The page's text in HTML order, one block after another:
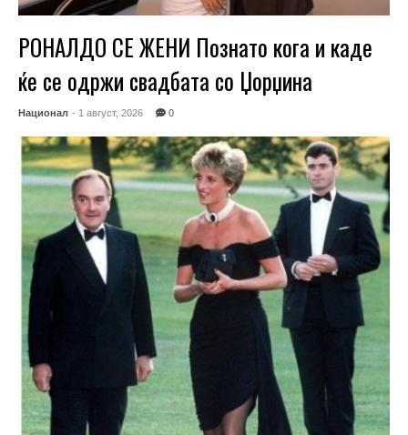
РОНАЛДО СЕ ЖЕНИ Познато кога и каде
ќе се одржи свадбата со Џорџина
Национал - 1 август, 2026 0